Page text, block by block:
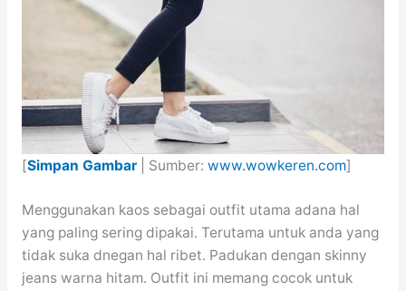
[Simpan Gambar| Sumber: www.wowkeren.com]
Menggunakan kaos sebagai outfit utama adana hal
yang paling sering dipakai. Terutama untuk anda yang
tidak suka dnegan hal ribet. Padukan dengan skinny
jeans warna hitam. Outfit ini memang cocok untuk